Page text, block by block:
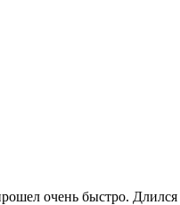
очень быстро.